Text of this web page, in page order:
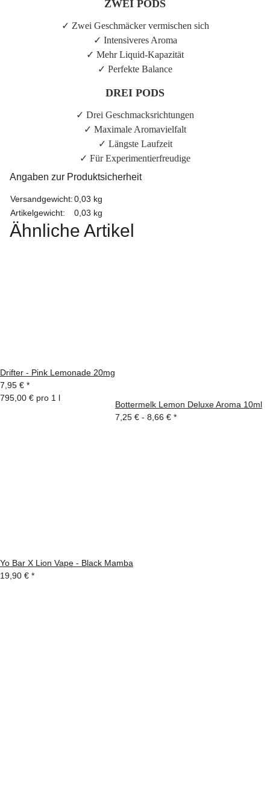
ZWEI PODS
✓ Zwei Geschmäcker vermischen sich
✓ Intensiveres Aroma
✓ Mehr Liquid-Kapazität
✓ Perfekte Balance
DREI PODS
✓ Drei Geschmacksrichtungen
✓ Maximale Aromavielfalt
✓ Längste Laufzeit
✓ Für Experimentierfreudige
Angaben zur Produktsicherheit
Versandgewicht:0,03 kg
Artikelgewicht:
0,03 kg
Ähnliche Artikel
Drifter - Pink Lemonade 20mg
7,95 € *
795,00 € pro 1 l
Bottermelk Lemon Deluxe Aroma 10ml
7,25 € - 8,66 € *
Yo Bar X Lion Vape - Black Mamba
19,90 € *